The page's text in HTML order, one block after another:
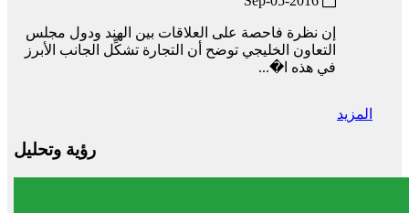
إن نظرة فاحصة على العلاقات بين الهند ودول مجلس
التعاون الخليجي توضح أن التجارة تشكِّل الجانب الأبرز
في هذه ا�...
المزيد
رؤية وتحليل